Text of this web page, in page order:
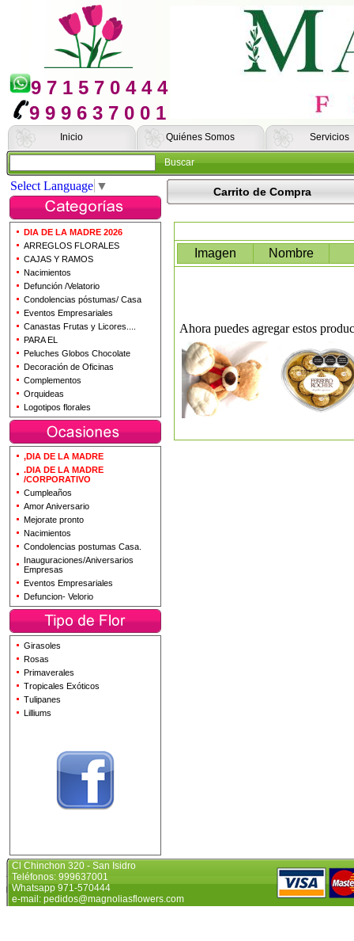
9 7 1 5 7 0 4 4 4
9 9 9 6 3 7 0 0 1
Inicio Quiénes Somos Servicios
Buscar
Select Language ▼
DIA DE LA MADRE 2026
ARREGLOS FLORALES
CAJAS Y RAMOS
Nacimientos
Defunción /Velatorio
Condolencias póstumas/ Casa
Eventos Empresariales
Canastas Frutas y Licores....
PARA EL
Peluches Globos Chocolate
Decoración de Oficinas
Complementos
Orquideas
Logotipos florales
,DIA DE LA MADRE
.DIA DE LA MADRE
/CORPORATIVO
Cumpleaños
Amor Aniversario
Mejorate pronto
Nacimientos
Condolencias postumas Casa.
Inauguraciones/Aniversarios
Empresas
Eventos Empresariales
Defuncion- Velorio
Girasoles
Rosas
Primaverales
Tropicales Exóticos
Tulipanes
Lilliums
Carrito de Compra
Imagen Nombre
Ahora puedes agregar estos
Cl Chinchon 320 - San Isidro
Teléfonos: 999637001
Whatsapp 971-570444
e-mail: pedidos@magnoliasflowers.com